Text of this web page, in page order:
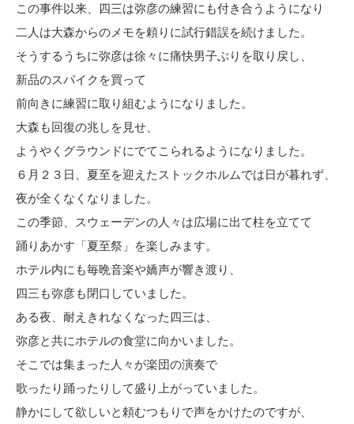
この事件以来、四三は弥彦の練習にも付き合うようになり
二人は大森からのメモを頼りに試行錯誤を続けました。
そうするうちに弥彦は徐々に痛快男子ぶりを取り戻し、
新品のスパイクを買って
前向きに練習に取り組むようになりました。
大森も回復の兆しを見せ、
ようやくグラウンドにでてこられるようになりました。
６月２３日、夏至を迎えたストックホルムでは日が暮れず、
夜が全くなくなりました。
この季節、スウェーデンの人々は広場に出て柱を立てて
踊りあかす「夏至祭」を楽しみます。
ホテル内にも毎晩音楽や嬌声が響き渡り、
四三も弥彦も閉口していました。
ある夜、耐えきれなくなった四三は、
弥彦と共にホテルの食堂に向かいました。
そこでは集まった人々が楽団の演奏で
歌ったり踊ったりして盛り上がっていました。
静かにして欲しいと頼むつもりで声をかけたのですが、